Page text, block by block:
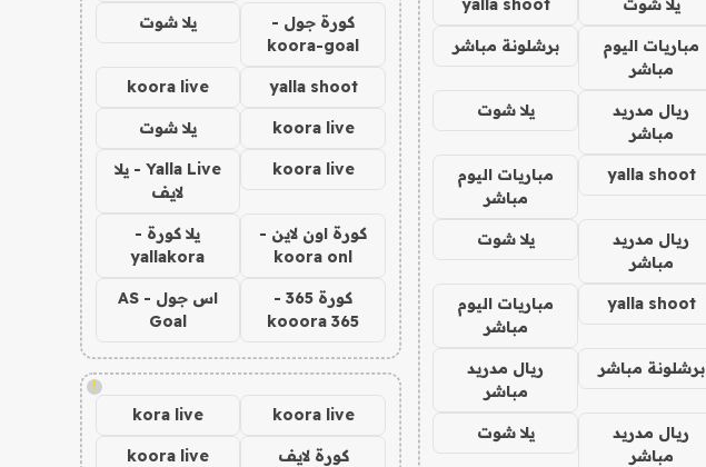
يلا شوت yalla shoot
مباريات اليوم
مباشر
برشلونة مباشر
ريال مدريد
مباشر
يلا شوت
yalla shoot
مباريات اليوم
مباشر
ريال مدريد
مباشر
يلا شوت
yalla shoot
مباريات اليوم
مباشر
برشلونة مباشر
ريال مدريد
مباشر
ريال مدريد
مباشر
يلا شوت
كورة جول -
koora-goal
يلا شوت
yalla shoot
koora live
koora live يلا شوت
koora live
Yalla Live - يلا
لايف
كورة اون لاين -
koora onl
يلا كورة -
yallakora
كورة 365 -
kooora 365
اس جول - AS
Goal
!
koora live
kora live
كورة لايف koora live